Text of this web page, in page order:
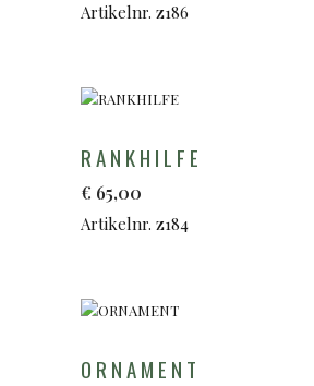
Artikelnr. z186
RANKHILFE
€ 65,00
Artikelnr. z184
ORNAMENT